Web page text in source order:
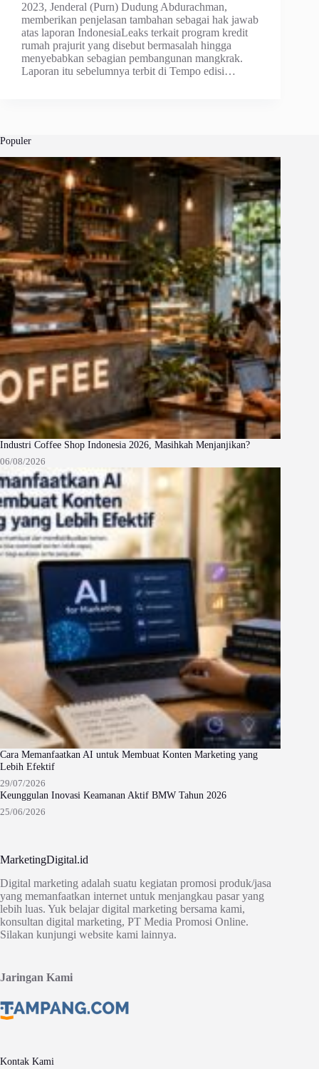
2023, Jenderal (Purn) Dudung Abdurachman,
memberikan penjelasan tambahan sebagai hak jawab
atas laporan IndonesiaLeaks terkait program kredit
rumah prajurit yang disebut bermasalah hingga
menyebabkan sebagian pembangunan mangkrak.
Laporan itu sebelumnya terbit di Tempo edisi…
Populer
Industri Coffee Shop Indonesia 2026, Masihkah Menjanjikan?
06/08/2026
Cara Memanfaatkan AI untuk Membuat Konten Marketing yang
Lebih Efektif
29/07/2026
Keunggulan Inovasi Keamanan Aktif BMW Tahun 2026
25/06/2026
MarketingDigital.id
Digital marketing adalah suatu kegiatan promosi produk/jasa
yang memanfaatkan internet untuk menjangkau pasar yang
lebih luas. Yuk belajar digital marketing bersama kami,
konsultan digital marketing, PT Media Promosi Online.
Silakan kunjungi website kami lainnya.
Jaringan Kami
Kontak Kami